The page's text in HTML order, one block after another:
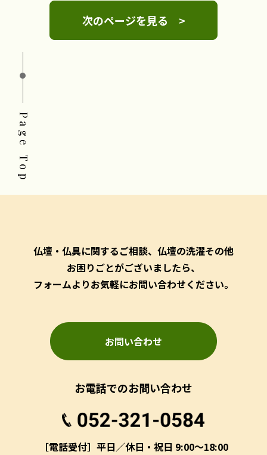
次のページを見る >
仏壇・仏具に関するご相談、仏壇の洗濯その他
お困りごとがございましたら、
フォームよりお気軽にお問い合わせください。
お問い合わせ
お電話でのお問い合わせ
［電話受付］平日／休日・祝日 9:00～18:00
Page Top